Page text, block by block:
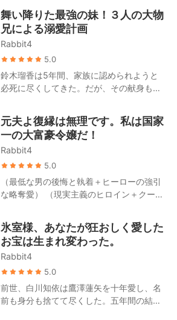
言い放つ。「ごめんなさい、冷淡な男に興
味はないの！」
なれたのは、すべて美咲のおかげなのだ。
それにもかかわらず、妊娠と裏切りの絶望
に沈む美咲に対し、家族は自らの利益のた
と、高橋家の面々は後悔に苛まれることと
なる。 元恋人も涙ながらにすがりついてき
てくれないか？」 その時、冷ややかな声が
響き渡る。「私の子供が、君と何の関係が
ある？」 端正な容貌と冷徹な手腕を持ち、
無数の令嬢たちを平伏させる鈴木家のトッ
プ・鈴木翔太が歩み寄り、彼女の腰を抱き
寄せて親しげに囁いた。「美咲、家に帰ろ
う」
に地方の小さな町へ移り住んだが、そこで
偶然にも一人の男の赤ん坊を拾うことにな
る。 孤独を埋めたいという私心から、清水
瞳はその子供を手元に残し、育てることを
決意した。 それから四年後。清水瞳が暮ら
すアパートの階下に、ピカピカに磨き上げ
られた高級車の車列が止まった。 天草蓮は
一枚のカードを取り出す。「ここには
子を育ててくれた報酬だと思ってくれ」 清
水瞳はとっさに子供を背に庇った。「この
子は私の子供よ、絶対に離れ離れになんて
れなら、大きいほうもまとめて連れて行
け！」
舞い降りた最強の妹！３人の大物
兄による溺愛計画
Rabbit4
5.0
鈴木瑠香は5年間、家族に認められようと
必死に尽くしてきた。だが、その献身も、
に無力だった。 彼女が実は「偽の令嬢」で
あることが暴露されると、全てが崩れ去っ
た。婚約者には捨てられ、友人は去り、兄
たちからは家を追い出される。「田舎の百
姓の両親の元へ帰れ」という罵声を浴びせ
られながら。 鈴木瑠香はついに未練を断ち
切った。その家と絶縁し、与えていた恩恵
を全て回収する。もう、これ以上耐えるつ
た。「田舎の百姓」と蔑まれていた彼女の
実の両親が、実はY国の富を牛耳る超大富
豪一族だったとは！ 一夜にして、誰からも
れる「正真正銘の令嬢」へと華麗なる転身
を遂げたのだ。 「会議は中断だ。すぐに帰
国のチケットを。妹を虐める奴は私が許さ
元夫よ復縁は無理です。私は国家
一の大富豪令嬢だ！
Rabbit4
5.0
（最低な男の後悔と執着＋ヒーローの強引
な略奪愛） （現実主義のヒロイン＋クール
月は藤井達也の深い愛情を見てきたが、同
時に彼の裏切りも味わうことになった。 結
婚記念日の当日、藤井達也は幼馴染との密
会のため、胃の激痛と大量出血に苦しむ片
山美月を路上に置き去りにする。 片山美月
は感情を押し殺し、彼を騙して離婚協議書
にサインさせると、静かに告げた。「藤井
達也、もうあなたはいらない。私の世界か
氷室様、あなたが狂おしく愛した
お宝は生まれ変わった。
Rabbit4
5.0
前世、白川知依は鷹澤蓮矢を十年愛し、名
前も身分も捨てて尽くした。五年間の結婚